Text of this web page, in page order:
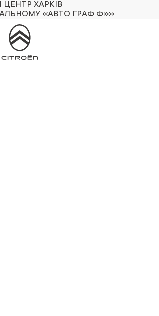
ЦЕНТР ХАРКІВ
«АВТО ГРАФ Ф»»